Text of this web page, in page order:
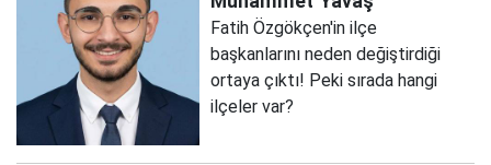
Fatih Özgökçen'in ilçe
başkanlarını neden değiştirdiği
ortaya çıktı! Peki sırada hangi
ilçeler var?